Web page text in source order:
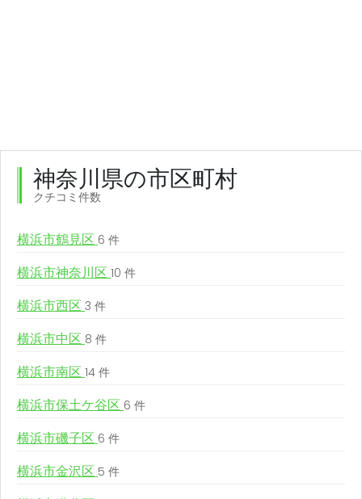
神奈川県の市区町村
クチコミ件数
横浜市鶴見区 6 件
横浜市神奈川区 10 件
横浜市西区 3 件
横浜市中区 8 件
横浜市南区 14 件
横浜市保土ケ谷区 6 件
横浜市磯子区 6 件
横浜市金沢区 5 件